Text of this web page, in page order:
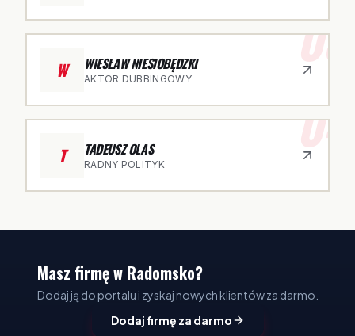
03
W WIESŁAW NIESIOBĘDZKI
AKTOR DUBBINGOWY
04
T TADEUSZ OLAS
RADNY POLITYK
Masz firmę w Radomsko?
Dodaj ją do portalu i zyskaj nowych klientów za darmo.
Dodaj firmę za darmo